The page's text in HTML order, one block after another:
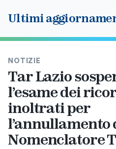
Ultimi
NOTIZIE
Tar Lazio
l’esame dei
inoltrati per
l’annullamento
Nomenclatore